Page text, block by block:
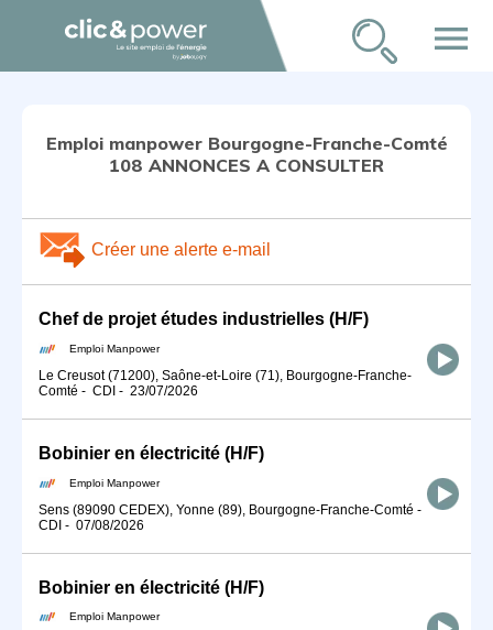
menu
Emploi manpower Bourgogne-Franche-Comté
108 ANNONCES A CONSULTER
Créer une alerte e-mail
Chef de projet études industrielles (H/F)
Emploi Manpower
Le Creusot (71200), Saône-et-Loire (71), Bourgogne-Franche-
Comté - CDI - 23/07/2026
Bobinier en électricité (H/F)
Emploi Manpower
Sens (89090 CEDEX), Yonne (89), Bourgogne-Franche-Comté -
CDI - 07/08/2026
Bobinier en électricité (H/F)
Emploi Manpower